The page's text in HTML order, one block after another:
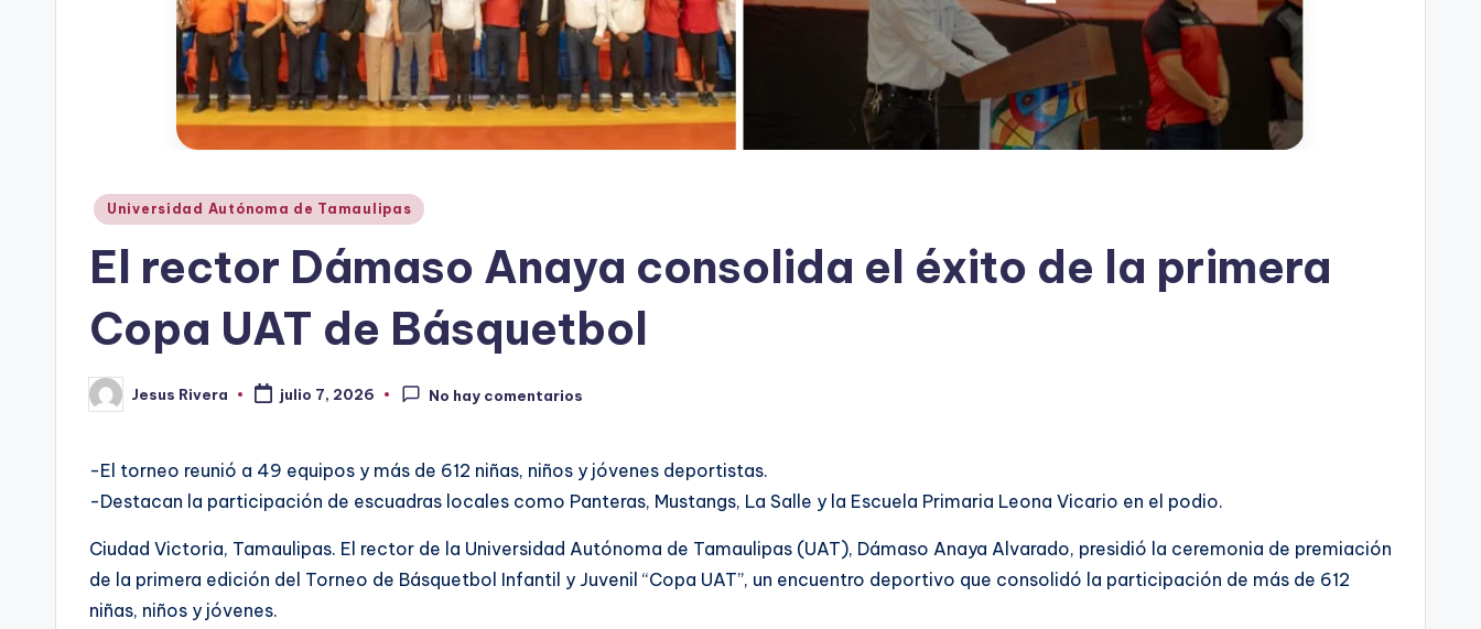
Publicado
Universidad Autónoma de Tamaulipas
El rector Dámaso Anaya consolida el éxito de la primera
Copa UAT de Básquetbol
Publicado
por
Jesus Rivera julio 7, 2026 No hay comentarios
-El torneo reunió a 49 equipos y más de 612 niñas, niños y jóvenes deportistas.
-Destacan la participación de escuadras locales como Panteras, Mustangs, La Salle y la Escuela Primaria Leona Vicario en el podio.
Ciudad Victoria, Tamaulipas. El rector de la Universidad Autónoma de Tamaulipas (UAT), Dámaso Anaya Alvarado, presidió la ceremonia de premiación
de la primera edición del Torneo de Básquetbol Infantil y Juvenil “Copa UAT”, un encuentro deportivo que consolidó la participación de más de 612
niñas, niños y jóvenes.